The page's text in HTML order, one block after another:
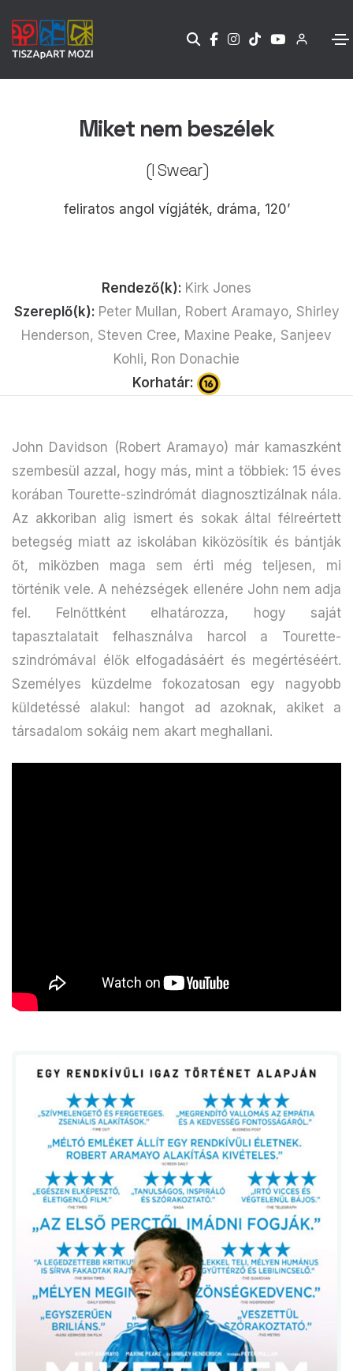
Miket nem beszélek
(I Swear)
feliratos angol vígjáték, dráma, 120’
Rendező(k): Kirk Jones
Szereplő(k): Peter Mullan, Robert Aramayo, Shirley
Henderson, Steven Cree, Maxine Peake, Sanjeev
Kohli, Ron Donachie
Korhatár:
John Davidson (Robert Aramayo) már kamaszként
szembesül azzal, hogy más, mint a többiek: 15 éves
korában Tourette-szindrómát diagnosztizálnak nála.
Az akkoriban alig ismert és sokak által félreértett
betegség miatt az iskolában kiközösítik és bántják
őt, miközben maga sem érti még teljesen, mi
történik vele. A nehézségek ellenére John nem adja
fel. Felnőttként elhatározza, hogy saját
tapasztalatait felhasználva harcol a Tourette-
szindrómával élők elfogadásáért és megértéséért.
Személyes küzdelme fokozatosan egy nagyobb
küldetéssé alakul: hangot ad azoknak, akiket a
társadalom sokáig nem akart meghallani.